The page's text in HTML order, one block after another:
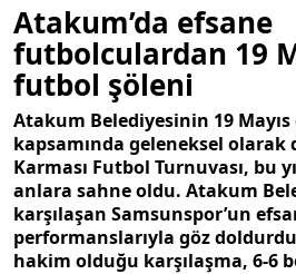
Atakum’da efsane
futbolculardan 19
futbol şöleni
Atakum Belediyesinin 19
kapsamında geleneksel
Karması Futbol Turnuvası, bu
anlara sahne oldu. Atakum
karşılaşan Samsunspor’un
performanslarıyla göz
hakim olduğu karşılaşma, 6-6